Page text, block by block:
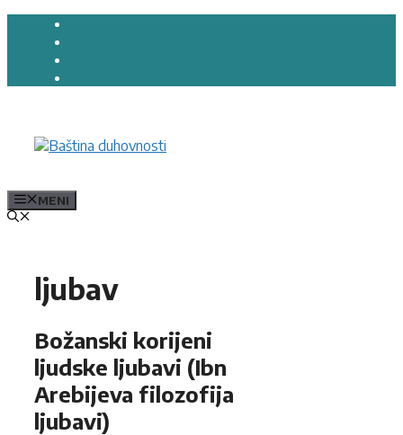
Preskoči
MENI
ljubav
Božanski korijeni
ljudske ljubavi (Ibn
Arebijeva filozofija
ljubavi)